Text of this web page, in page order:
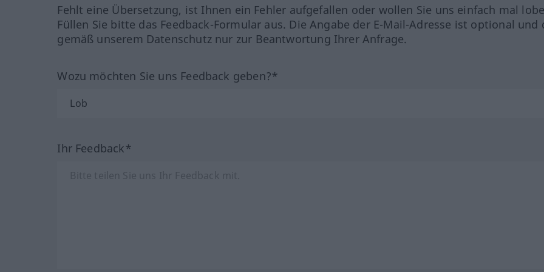
Fehlt eine Übersetzung, ist Ihnen ein Fehler aufgefallen oder wollen Sie uns einfach mal
Füllen Sie bitte das Feedback-Formular aus. Die Angabe der E-Mail-Adresse ist optional und
gemäß unserem Datenschutz nur zur Beantwortung Ihrer Anfrage.
Wozu möchten Sie uns Feedback geben?*
Ihr Feedback*